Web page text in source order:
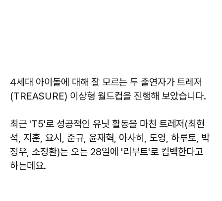
4세대 아이돌에 대해 잘 모르는 두 출연자가 트레저
(TREASURE) 이상형 월드컵을 진행해 보았습니다.
최근 'T5'로 성공적인 유닛 활동을 마친 트레저(최현
석, 지훈, 요시, 준규, 윤재혁, 아사히, 도영, 하루토, 박
정우, 소정환)는 오는 28일에 '리부트'로 컴백한다고
하는데요.